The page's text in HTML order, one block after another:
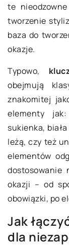
te
tworzenie
baza do
okazje.
Typowo,
obejmują
znakomitej
elementy
sukienka,
leżą, czy też
elementów
dostosowanie
okazji – od
obowiązki, po
Jak
dla